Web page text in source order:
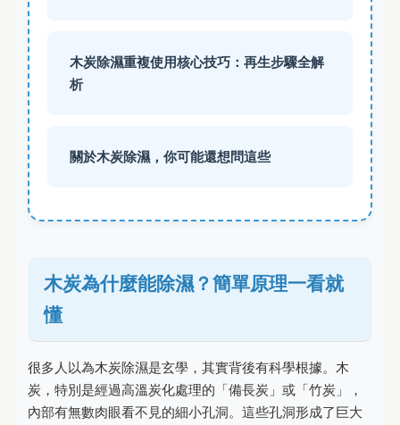
木炭除濕重複使用核心技巧：再生步驟全解
析
關於木炭除濕，你可能還想問這些
木炭為什麼能除濕？簡單原理一看就
懂
很多人以為木炭除濕是玄學，其實背後有科學根據。木
炭，特別是經過高溫炭化處理的「備長炭」或「竹炭」，
內部有無數肉眼看不見的細小孔洞。這些孔洞形成了巨大